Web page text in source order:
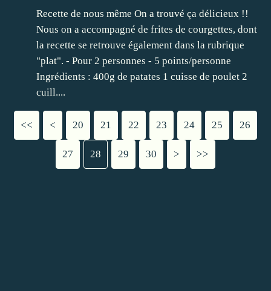
Recette de nous même On a trouvé ça délicieux !!
Nous on a accompagné de frites de courgettes, dont
la recette se retrouve également dans la rubrique
"plat". - Pour 2 personnes - 5 points/personne
Ingrédients : 400g de patates 1 cuisse de poulet 2
cuill....
<< < 10
20 21 22 23 24 25 26
27 28 29 30 > >>